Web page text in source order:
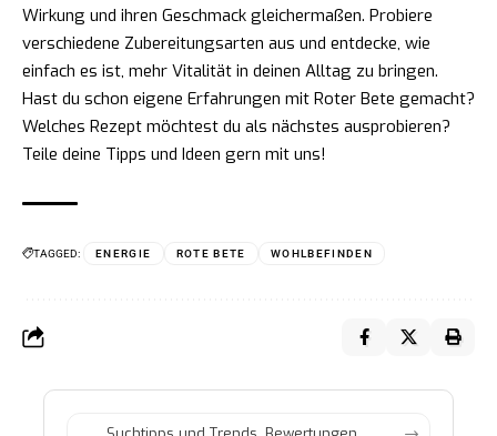
Wirkung und ihren Geschmack gleichermaßen. Probiere
verschiedene Zubereitungsarten aus und entdecke, wie
einfach es ist, mehr Vitalität in deinen Alltag zu bringen.
Hast du schon eigene Erfahrungen mit Roter Bete gemacht?
Welches Rezept möchtest du als nächstes ausprobieren?
Teile deine Tipps und Ideen gern mit uns!
TAGGED: ENERGIE ROTE BETE WOHLBEFINDEN